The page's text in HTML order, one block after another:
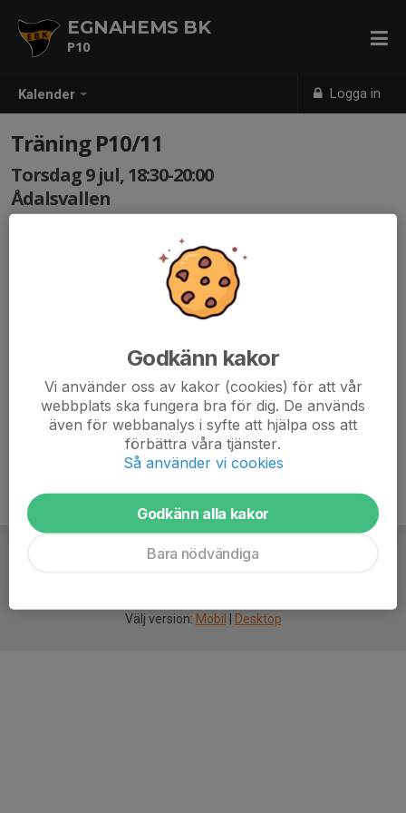
Kalender Logga in
EGNAHEMS BK
P10
Träning P10/11
Torsdag 9 jul, 18:30-20:00
Ådalsvallen
Välj version: Mobil Desktop
Godkänn kakor
Vi använder oss av kakor (cookies) för att vår
webbplats ska fungera bra för dig. De används
även för webbanalys i syfte att hjälpa oss att
förbättra våra tjänster.
Så använder vi cookies
Godkänn alla kakor
Bara nödvändiga